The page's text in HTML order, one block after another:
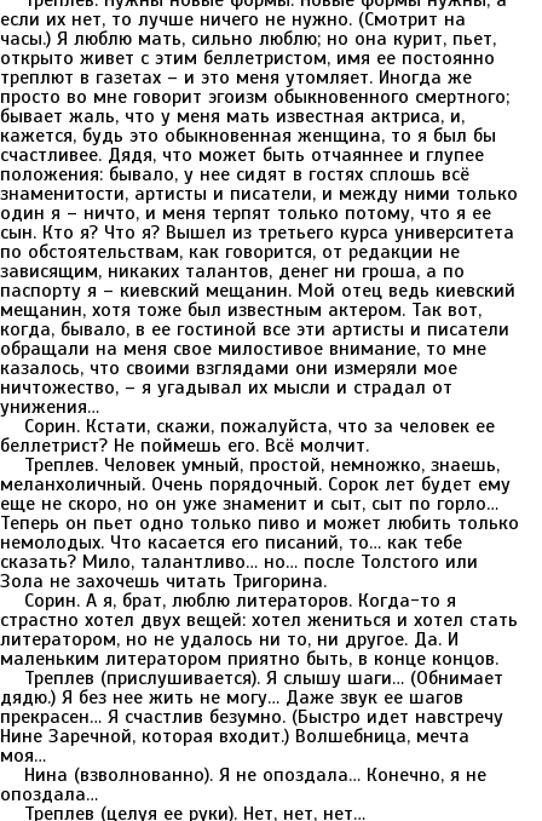
если их нет, то лучше ничего не нужно. (Смотрит на
часы.) Я люблю мать, сильно люблю; но она курит, пьет,
открыто живет с этим беллетристом, имя ее постоянно
треплют в газетах – и это меня утомляет. Иногда же
просто во мне говорит эгоизм обыкновенного смертного;
бывает жаль, что у меня мать известная актриса, и,
кажется, будь это обыкновенная женщина, то я был бы
счастливее. Дядя, что может быть отчаяннее и глупее
положения: бывало, у нее сидят в гостях сплошь всё
знаменитости, артисты и писатели, и между ними только
один я – ничто, и меня терпят только потому, что я ее
сын. Кто я? Что я? Вышел из третьего курса университета
по обстоятельствам, как говорится, от редакции не
зависящим, никаких талантов, денег ни гроша, а по
паспорту я – киевский мещанин. Мой отец ведь киевский
мещанин, хотя тоже был известным актером. Так вот,
когда, бывало, в ее гостиной все эти артисты и писатели
обращали на меня свое милостивое внимание, то мне
казалось, что своими взглядами они измеряли мое
ничтожество, – я угадывал их мысли и страдал от
унижения…
Сорин. Кстати, скажи, пожалуйста, что за человек ее
беллетрист? Не поймешь его. Всё молчит.
Треплев. Человек умный, простой, немножко, знаешь,
меланхоличный. Очень порядочный. Сорок лет будет ему
еще не скоро, но он уже знаменит и сыт, сыт по горло…
Теперь он пьет одно только пиво и может любить только
немолодых. Что касается его писаний, то… как тебе
сказать? Мило, талантливо… но… после Толстого или
Зола не захочешь читать Тригорина.
Сорин. А я, брат, люблю литераторов. Когда-то я
страстно хотел двух вещей: хотел жениться и хотел стать
литератором, но не удалось ни то, ни другое. Да. И
маленьким литератором приятно быть, в конце концов.
Треплев (прислушивается). Я слышу шаги… (Обнимает
дядю.) Я без нее жить не могу… Даже звук ее шагов
прекрасен… Я счастлив безумно. (Быстро идет навстречу
Нине Заречной, которая входит.) Волшебница, мечта
моя…
Нина (взволнованно). Я не опоздала… Конечно, я не
опоздала…
Треплев (целуя ее руки). Нет, нет, нет…